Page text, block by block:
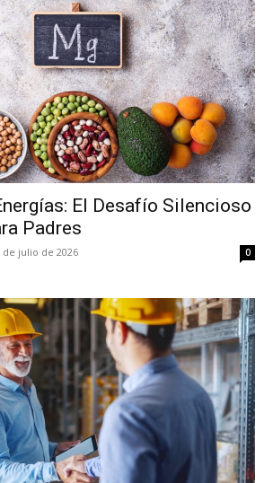
El Desafío Silencioso
Padres
de julio de 2026 0